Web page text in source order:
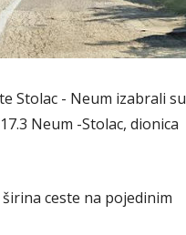
Stolac - Neum izabrali su
Neum -Stolac, dionica
ceste na pojedinim